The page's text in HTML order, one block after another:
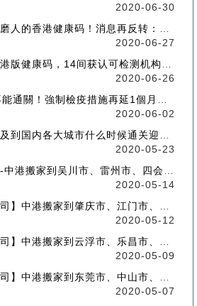
2020-06-30
香港健康码！消息再反转：或下周一启用！
2020-06-27
健康码，14间获认可检测机构确定！
2020-06-26
疫措施再延1個月！【香港到深圳搬屋搬家又要延长了】
2020-06-02
国内各大城市什么时候通关迎来好消息
2020-05-23
吴川市、雷州市、四会市、台山市收费标准+流程价格
2020-05-14
到肇庆市、江门市、茂名市、惠州市收费标准+流程价格
2020-05-12
到云浮市、乐昌市、南雄市、廉江市收费标准+流程价格
2020-05-09
到东莞市、中山市、潮州市、揭阳市收费标准+流程价格
2020-05-07